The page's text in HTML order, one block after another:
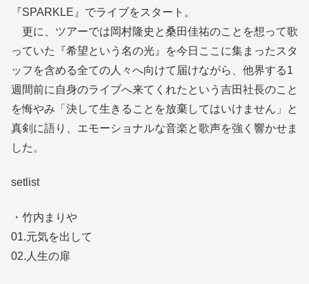
『SPARKLE』でライブをスタート。
更に、ツアーでは岡村隆史と桑田佳祐のことを想って歌
っていた『希望という名の光』を今日ここに集まったスタ
ッフを含める全ての人々へ向けて届けながら、他界する1
週間前に自身のライブへ来てくれたという吉田社長のこと
を悔やみ「決して生きることを放棄してはいけません」と
真剣に語り、エモーショナルな音楽と歌声を強く響かせま
した。
setlist
・竹内まりや
01.元気を出して
02.人生の扉